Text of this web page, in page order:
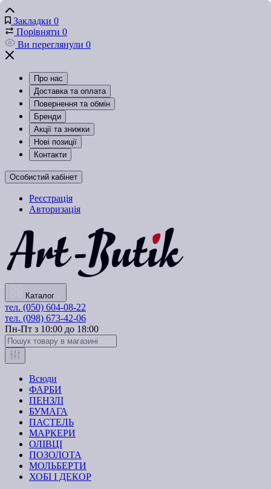
Закладки 0
Порівняти 0
Ви переглянули 0
Про нас
Доставка та оплата
Повернення та обмін
Бренди
Акції та знижки
Нові позиції
Контакти
Особистий кабінет
Реєстрація
Авторизація
Каталог
тел. (050) 604-08-22
тел. (098) 673-42-06
Пн-Пт з 10:00 до 18:00
Всюди
ФАРБИ
ПЕНЗЛІ
БУМАГА
ПАСТЕЛЬ
МАРКЕРИ
ОЛІВЦІ
ПОЗОЛОТА
МОЛЬБЕРТИ
ХОБІ І ДЕКОР